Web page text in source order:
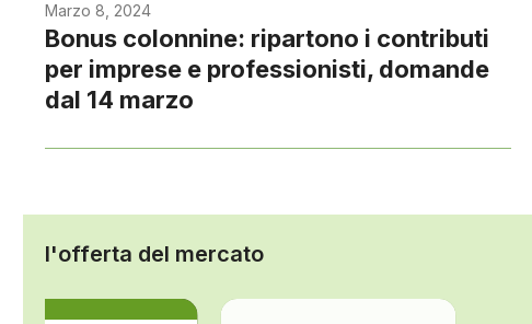
Marzo 8, 2024
Bonus colonnine: ripartono i contributi
per imprese e professionisti, domande
dal 14 marzo
l'offerta del mercato